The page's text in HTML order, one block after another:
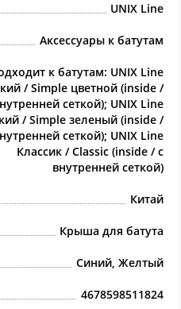
UNIX Line
Аксессуары к батутам
к батутам: UNIX Line
/ Simple цветной (inside /
сеткой); UNIX Line
/ Simple зеленый (inside /
сеткой); UNIX Line
Классик / Classic (inside / с
внутренней сеткой)
Китай
Крыша для батута
Синий, Желтый
4678598511824